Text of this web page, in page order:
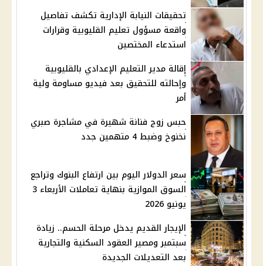
تحقيقات النيابة الإدارية تكشف تفاصيل
واقعة مسؤول تعليم القليوبية وقرارات
استدعاء المختصين
إقالة مدير التعليم الإعدادي بالقليوبية
وإحالته للتحقيق بعد فيديو مساومة ولية
أمر
حبس زوج فنانة شهيرة في مشاجرة صبري
نخنوخ وضبط 4 متهمين جدد
سعر الدولار اليوم بين ارتفاع البنوك وتراجع
السوق الموازية بنهاية تعاملات الأربعاء 3
يونيو 2026
الإيجار القديم يدخل مرحلة الحسم.. زيادة
سبتمبر ومصير العقود السكنية والتجارية
بعد التعديلات الجديدة